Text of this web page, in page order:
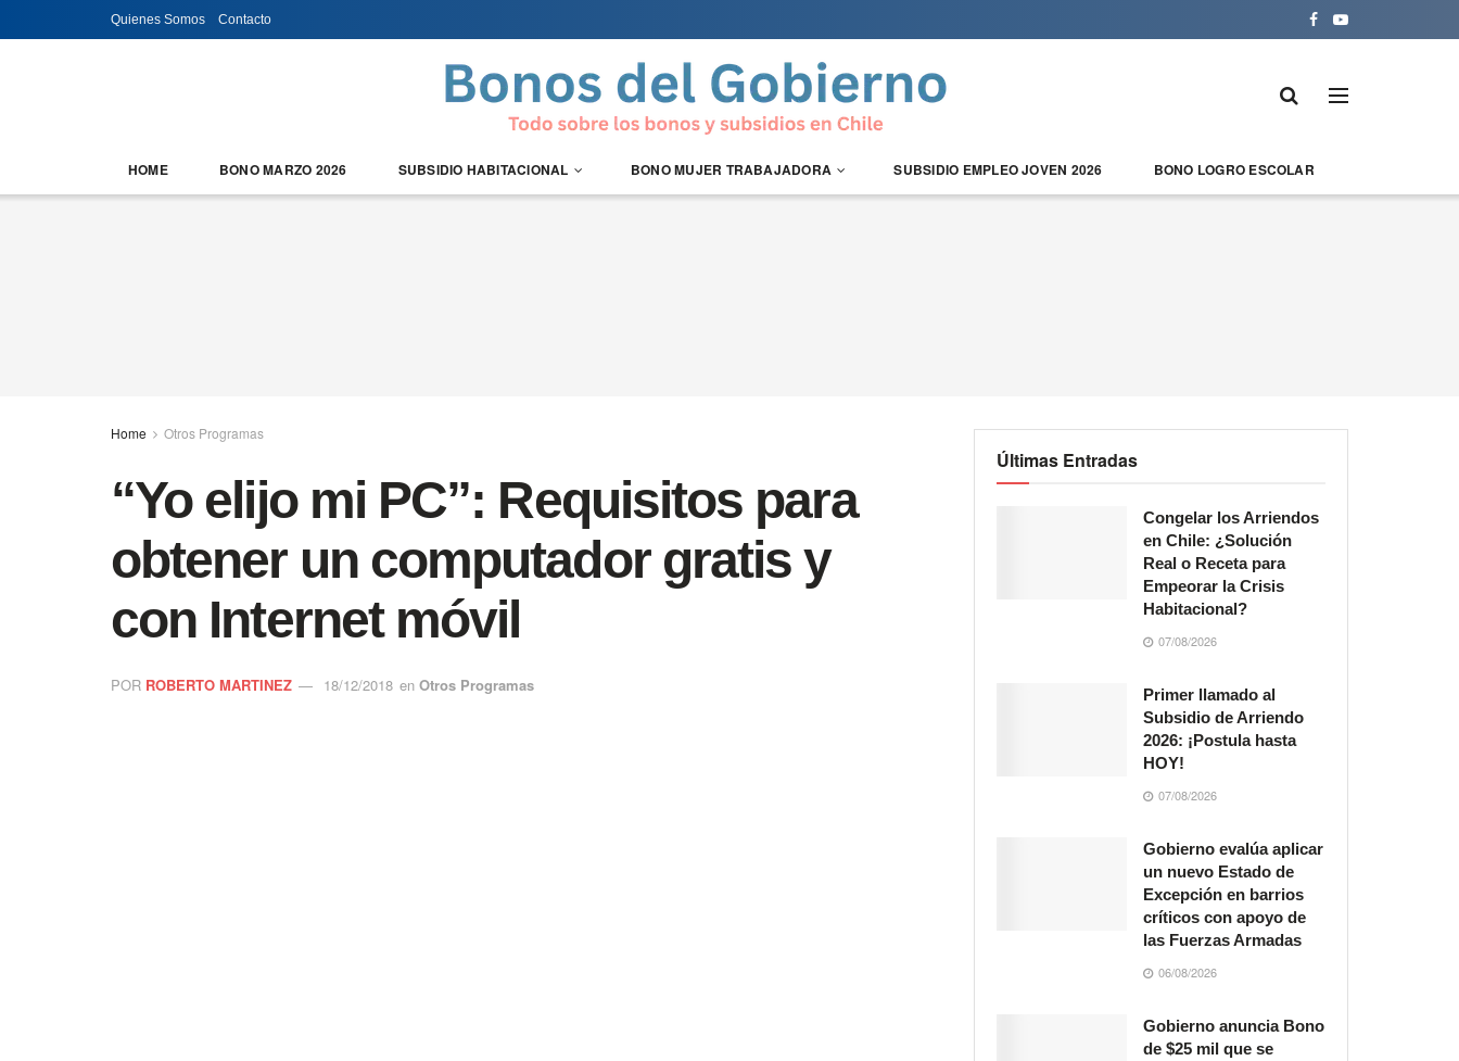
Quienes Somos Contacto
HOME BONO MARZO 2026 SUBSIDIO HABITACIONAL BONO MUJER TRABAJADORA SUBSIDIO EMPLEO JOVEN 2026 BONO LOGRO ESCOLAR
Home Otros Programas
“Yo elijo mi PC”: Requisitos para
obtener un computador gratis y
con Internet móvil
POR ROBERTO MARTINEZ 18/12/2018 en Otros Programas
Últimas Entradas
Congelar los Arriendos
en Chile: ¿Solución
Real o Receta para
Empeorar la Crisis
Habitacional?
07/08/2026
Primer llamado al
Subsidio de Arriendo
2026: ¡Postula hasta
HOY!
07/08/2026
Gobierno evalúa aplicar
un nuevo Estado de
Excepción en barrios
críticos con apoyo de
las Fuerzas Armadas
06/08/2026
Gobierno anuncia Bono
de $25 mil que se